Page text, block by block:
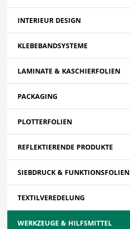
INTERIEUR DESIGN
KLEBEBANDSYSTEME
LAMINATE & KASCHIERFOLIEN
PACKAGING
PLOTTERFOLIEN
REFLEKTIERENDE PRODUKTE
SIEBDRUCK & FUNKTIONSFOLIEN
TEXTILVEREDELUNG
WERKZEUGE & HILFSMITTEL